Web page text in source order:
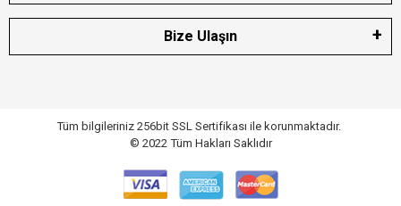
Bize Ulaşın
Tüm bilgileriniz 256bit SSL Sertifikası ile korunmaktadır.
© 2022 Tüm Hakları Saklıdır